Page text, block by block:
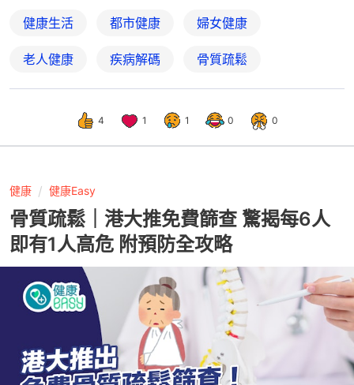
健康生活 都市健康 婦女健康
老人健康 疾病解碼 骨質疏鬆
4 1 1 0 0
健康 健康Easy
骨質疏鬆｜港大推免費篩查 驚揭每6人
即有1人高危 附預防全攻略